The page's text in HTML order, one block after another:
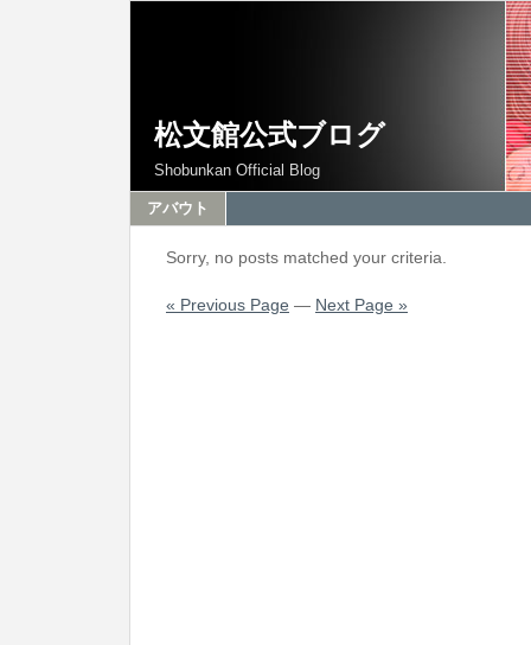
松文館公式ブログ
Shobunkan Official Blog
アバウト
Sorry, no posts matched your criteria.
« Previous Page — Next Page »